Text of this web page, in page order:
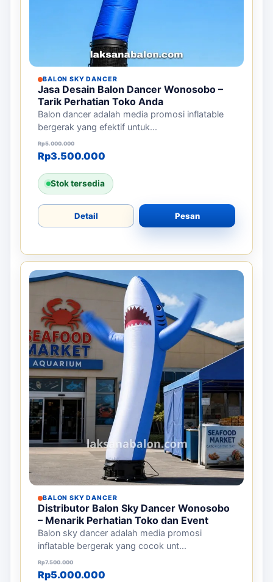
BALON SKY DANCER
Jasa Desain Balon Dancer Wonosobo –
Tarik Perhatian Toko Anda
Balon dancer adalah media promosi inflatable
bergerak yang efektif untuk...
Rp5.000.000
Harga aslinya adalah: Rp5.000.000.
Rp3.500.000
Harga saat ini adalah: Rp3.500.000.
Stok tersedia
Detail Pesan
BALON SKY DANCER
Distributor Balon Sky Dancer Wonosobo
– Menarik Perhatian Toko dan Event
Balon sky dancer adalah media promosi
inflatable bergerak yang cocok unt...
Rp7.500.000
Harga aslinya adalah: Rp7.500.000.
Rp5.000.000
Harga saat ini adalah: Rp5.000.000.